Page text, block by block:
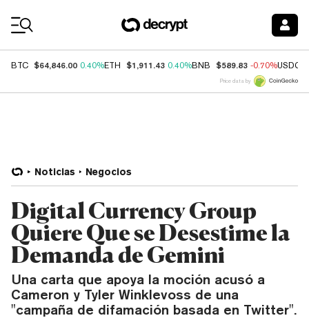
BTC $64,846.00 0.40%ETH $1,911.43 0.40%BNB $589.83 -0.70%USDC
Price data by
Noticias Negocios
Digital Currency Group
Quiere Que se Desestime la
Demanda de Gemini
Una carta que apoya la moción acusó a
Cameron y Tyler Winklevoss de una
"campaña de difamación basada en Twitter".